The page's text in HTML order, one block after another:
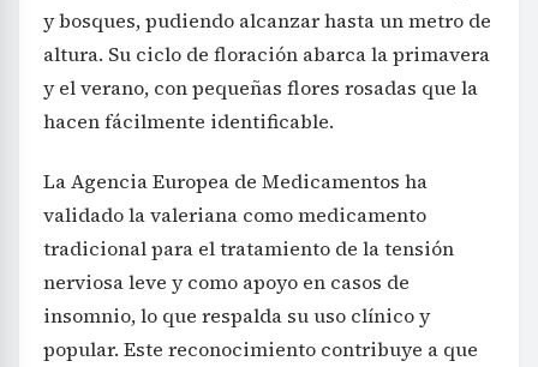
y bosques, pudiendo alcanzar hasta un metro de
altura. Su ciclo de floración abarca la primavera
y el verano, con pequeñas flores rosadas que la
hacen fácilmente identificable.
La Agencia Europea de Medicamentos ha
validado la valeriana como medicamento
tradicional para el tratamiento de la tensión
nerviosa leve y como apoyo en casos de
insomnio, lo que respalda su uso clínico y
popular. Este reconocimiento contribuye a que